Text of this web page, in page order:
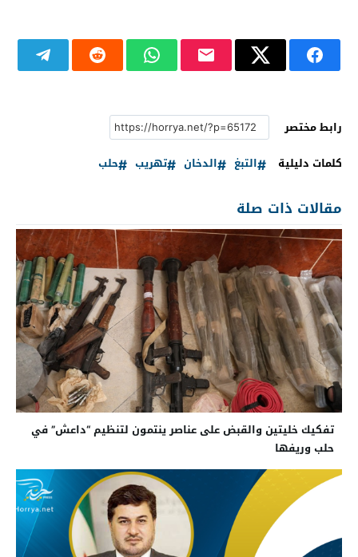
رابط مختصر
كلمات دليلية
التبغ الدخان تهريب حلب
مقالات ذات صلة
تفكيك خليتين والقبض على عناصر ينتمون لتنظيم “داعش” في
حلب وريفها